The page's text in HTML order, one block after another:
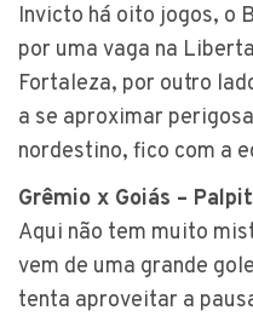
Invicto há oito jogos, o
por uma vaga na
Fortaleza, por outro
a se aproximar
nordestino, fico com a
Grêmio x Goiás –
Aqui não tem muito
vem de uma grande
tenta aproveitar a